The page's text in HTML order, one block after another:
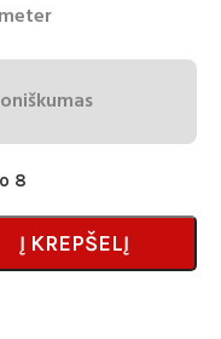
8
Į KREPŠELĮ